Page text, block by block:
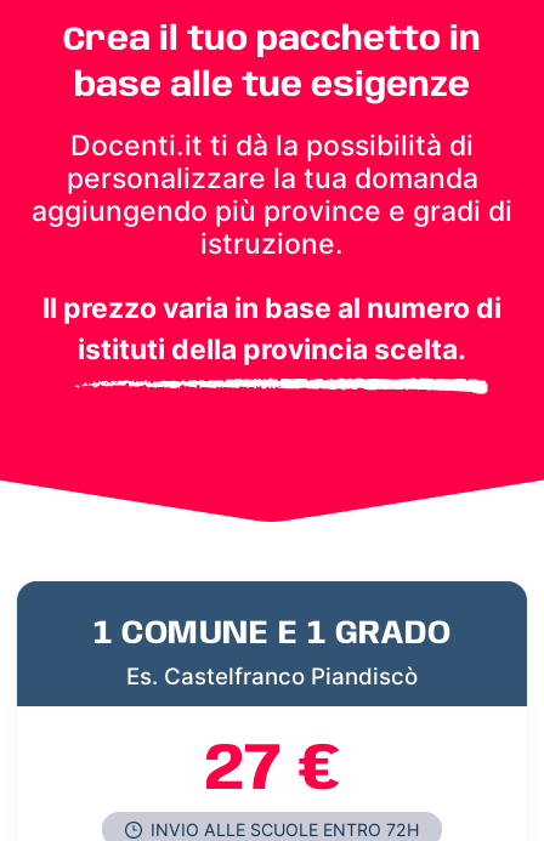
Crea il tuo pacchetto in
base alle tue esigenze
Docenti.it ti dà la possibilità di
personalizzare la tua domanda
aggiungendo più province e gradi di
istruzione.
Il prezzo varia in base al numero di
istituti della provincia scelta.
1 COMUNE E 1 GRADO
Es. Castelfranco Piandiscò
27 €
INVIO ALLE SCUOLE ENTRO 72H